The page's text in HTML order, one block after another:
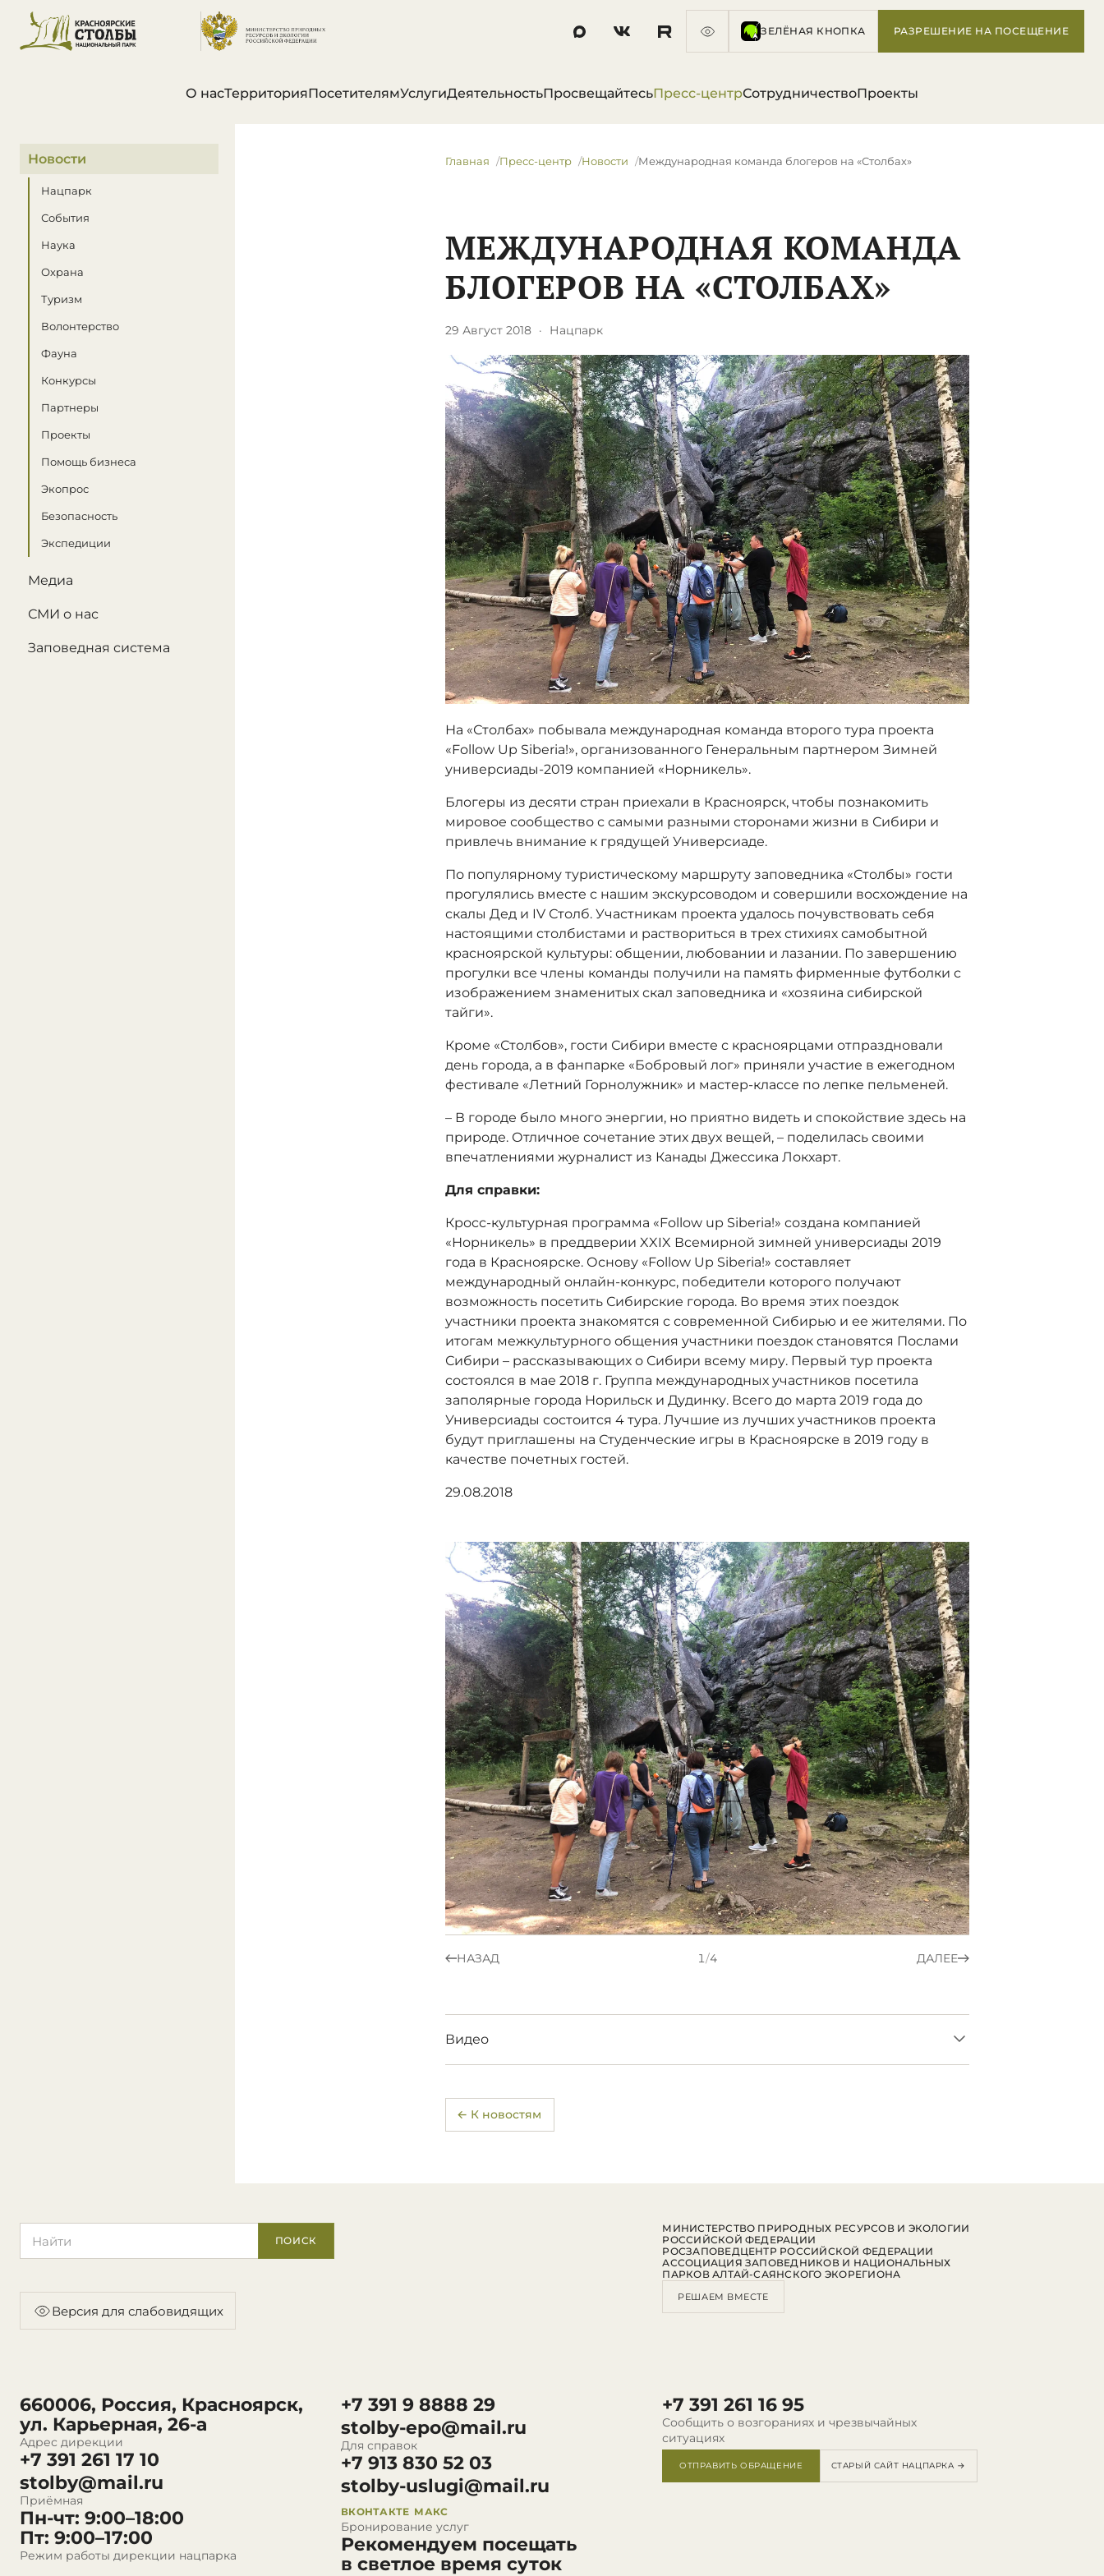
ЗЕЛЁНАЯ КНОПКА РАЗРЕШЕНИЕ НА ПОСЕЩЕНИЕ
О насТерриторияПосетителямУслугиДеятельностьПросвещайтесьПресс-центрСотрудничествоПроекты
В этом разделе
Новости
Нацпарк
События
Наука
Охрана
Туризм
Волонтерство
Фауна
Конкурсы
Партнеры
Проекты
Помощь бизнеса
Экопрос
Безопасность
Экспедиции
Медиа
СМИ о нас
Заповедная система
Главная Пресс-центр Новости Международная команда блогеров на «Столбах»
МЕЖДУНАРОДНАЯ КОМАНДА
БЛОГЕРОВ НА «СТОЛБАХ»
29 Август 2018 · Нацпарк
На «Столбах» побывала международная команда второго тура проекта
«Follow Up Siberia!», организованного Генеральным партнером Зимней
универсиады-2019 компанией «Норникель».
Блогеры из десяти стран приехали в Красноярск, чтобы познакомить
мировое сообщество с самыми разными сторонами жизни в Сибири и
привлечь внимание к грядущей Универсиаде.
По популярному туристическому маршруту заповедника «Столбы» гости
прогулялись вместе с нашим экскурсоводом и совершили восхождение на
скалы Дед и IV Столб. Участникам проекта удалось почувствовать себя
настоящими столбистами и раствориться в трех стихиях самобытной
красноярской культуры: общении, любовании и лазании. По завершению
прогулки все члены команды получили на память фирменные футболки с
изображением знаменитых скал заповедника и «хозяина сибирской
тайги».
Кроме «Столбов», гости Сибири вместе с красноярцами отпраздновали
день города, а в фанпарке «Бобровый лог» приняли участие в ежегодном
фестивале «Летний Горнолужник» и мастер-классе по лепке пельменей.
– В городе было много энергии, но приятно видеть и спокойствие здесь на
природе. Отличное сочетание этих двух вещей, – поделилась своими
впечатлениями журналист из Канады Джессика Локхарт.
Для справки:
Кросс-культурная программа «Follow up Siberia!» создана компанией
«Норникель» в преддверии XXIX Всемирной зимней универсиады 2019
года в Красноярске. Основу «Follow Up Siberia!» составляет
международный онлайн-конкурс, победители которого получают
возможность посетить Сибирские города. Во время этих поездок
участники проекта знакомятся с современной Сибирью и ее жителями. По
итогам межкультурного общения участники поездок становятся Послами
Сибири – рассказывающих о Сибири всему миру. Первый тур проекта
состоялся в мае 2018 г. Группа международных участников посетила
заполярные города Норильск и Дудинку. Всего до марта 2019 года до
Универсиады состоится 4 тура. Лучшие из лучших участников проекта
будут приглашены на Студенческие игры в Красноярске в 2019 году в
качестве почетных гостей.
29.08.2018
НАЗАД 1/4 ДАЛЕЕ
Видео
← К новостям
ПОИСК
Версия для слабовидящих
660006, Россия, Красноярск,
ул. Карьерная, 26-а
Адрес дирекции
+7 391 261 17 10
stolby@mail.ru
Приёмная
Пн-чт: 9:00–18:00
Пт: 9:00–17:00
Режим работы дирекции нацпарка
+7 391 9 8888 29
stolby-epo@mail.ru
Для справок
+7 913 830 52 03
stolby-uslugi@mail.ru
ВКОНТАКТЕ МАКС
Бронирование услуг
Рекомендуем посещать
в светлое время суток
+7 391 261 16 95
Сообщить о возгораниях и чрезвычайных
ситуациях
ОТПРАВИТЬ ОБРАЩЕНИЕ СТАРЫЙ САЙТ НАЦПАРКА →
МИНИСТЕРСТВО ПРИРОДНЫХ РЕСУРСОВ И ЭКОЛОГИИ
РОССИЙСКОЙ ФЕДЕРАЦИИ
РОСЗАПОВЕДЦЕНТР РОССИЙСКОЙ ФЕДЕРАЦИИ
АССОЦИАЦИЯ ЗАПОВЕДНИКОВ И НАЦИОНАЛЬНЫХ
ПАРКОВ АЛТАЙ-САЯНСКОГО ЭКОРЕГИОНА
РЕШАЕМ ВМЕСТЕ